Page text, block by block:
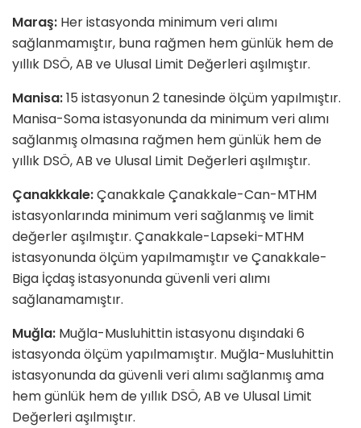
Maraş: Her istasyonda minimum veri alımı
sağlanmamıştır, buna rağmen hem günlük hem de
yıllık DSÖ, AB ve Ulusal Limit Değerleri aşılmıştır.
Manisa:15 istasyonun 2 tanesinde ölçüm yapılmıştır.
Manisa-Soma istasyonunda da minimum veri alımı
sağlanmış olmasına rağmen hem günlük hem de
yıllık DSÖ, AB ve Ulusal Limit Değerleri aşılmıştır.
Çanakkkale:Çanakkale Çanakkale-Can-MTHM
istasyonlarında minimum veri sağlanmış ve limit
değerler aşılmıştır. Çanakkale-Lapseki-MTHM
istasyonunda ölçüm yapılmamıştır ve Çanakkale-
Biga İçdaş istasyonunda güvenli veri alımı
sağlanamamıştır.
Muğla: Muğla-Musluhittin istasyonu dışındaki 6
istasyonda ölçüm yapılmamıştır. Muğla-Musluhittin
istasyonunda da güvenli veri alımı sağlanmış ama
hem günlük hem de yıllık DSÖ, AB ve Ulusal Limit
Değerleri aşılmıştır.